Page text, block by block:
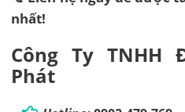
nhất!
Công Ty TNHH
Phát